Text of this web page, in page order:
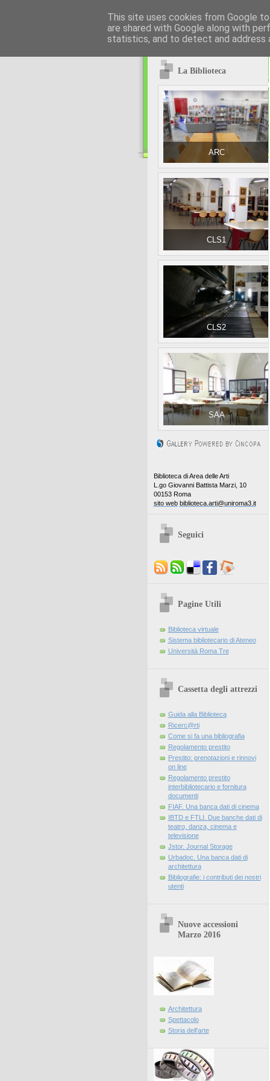
La Biblioteca
ARC
CLS1
CLS2
SAA
Biblioteca di Area delle Arti
L.go Giovanni Battista Marzi, 10
00153 Roma
sito web biblioteca.arti@uniroma3.it
Seguici
Pagine Utili
Biblioteca virtuale
Sistema bibliotecario di Ateneo
Università Roma Tre
Cassetta degli attrezzi
Guida alla Biblioteca
Ricerc@rti
Come si fa una bibliografia
Regolamento prestito
Prestito: prenotazioni e rinnovi
on line
Regolamento prestito
interbibliotecario e fornitura
documenti
FIAF. Una banca dati di cinema
IBTD e FTLI. Due banche dati di
teatro, danza, cinema e
televisione
Jstor. Journal Storage
Urbadoc. Una banca dati di
architettura
Bibliografie: i contributi dei nostri
utenti
Nuove accessioni
Marzo 2016
Architettura
Spettacolo
Storia dell'arte
This site uses cookies from Google
are shared with Google along with
statistics, and to detect and address